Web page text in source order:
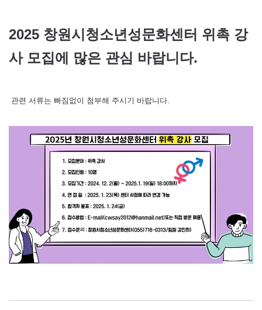
2025 창원시청소년성문화센터 위촉 강
사 모집에 많은 관심 바랍니다.
관련 서류는 빠짐없이 첨부해 주시기 바랍니다.